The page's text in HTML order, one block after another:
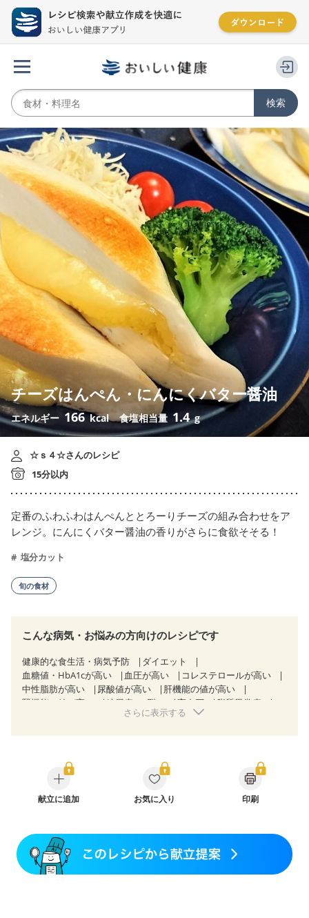
チーズはんぺん・にんにくバター醤油
エネルギー 166 kcal 食塩相当量 1.4 g
☆ｓ４☆さんのレシピ
15分以内
定番のふわふわはんぺんととろーりチーズの組み合わせをア
レンジ。にんにくバター醤油の香りがさらに食欲そそる！
塩分カット
旬の食材
こんな病気・お悩みの方向けのレシピです
健康的な食生活・病気予防
ダイエット
血糖値・HbA1cが高い
血圧が高い
コレステロールが高い
中性脂肪が高い
尿酸値が高い
肝機能の値が高い
腎機能の値が高い
糖尿病（2型） 高血圧
脂質異常症
狭心症 心筋梗塞
糖尿病性腎症（第１期）
糖尿病性腎症（第２期）
糖尿病性腎症（第３期）
CKD（ステージ１）
CKD（ステージ２）
CKD（ステージ３a）
乳がん治療を終えた方・経過観察中の方など
胃がん（抗がん剤治療中）
胃がん治療を終えた方・経過観察中の方
さらに表示する
献立に追加 お気に入り 印刷